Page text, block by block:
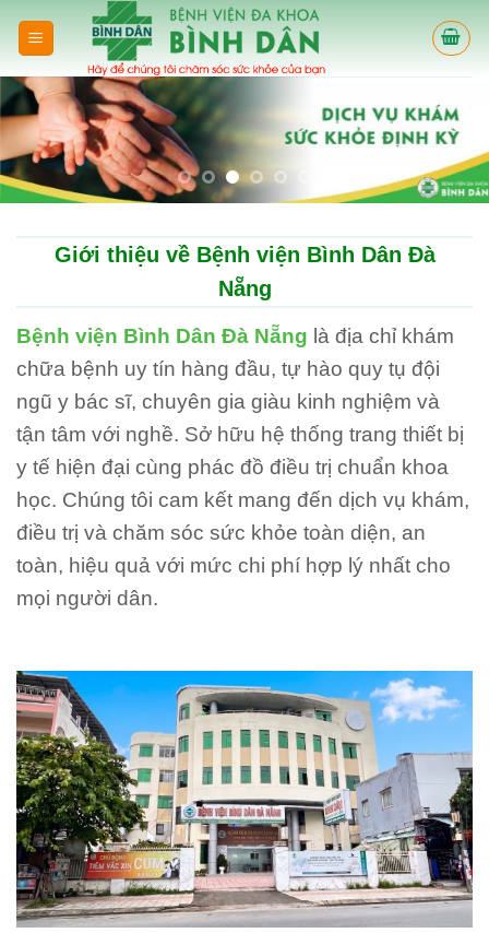
Giới thiệu về Bệnh viện Bình Dân Đà
Nẵng
Bệnh viện Bình Dân Đà Nẵng là địa chỉ khám
chữa bệnh uy tín hàng đầu, tự hào quy tụ đội
ngũ y bác sĩ, chuyên gia giàu kinh nghiệm và
tận tâm với nghề. Sở hữu hệ thống trang thiết bị
y tế hiện đại cùng phác đồ điều trị chuẩn khoa
học. Chúng tôi cam kết mang đến dịch vụ khám,
điều trị và chăm sóc sức khỏe toàn diện, an
toàn, hiệu quả với mức chi phí hợp lý nhất cho
mọi người dân.